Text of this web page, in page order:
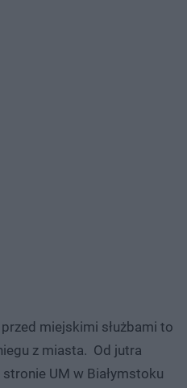
miejskimi służbami to
z miasta. Od jutra
UM w Białymstoku